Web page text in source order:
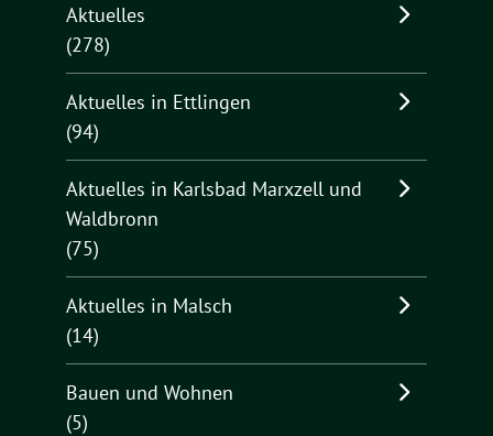
Aktuelles
(278)
Aktuelles in Ettlingen
(94)
Aktuelles in Karlsbad Marxzell und
Waldbronn
(75)
Aktuelles in Malsch
(14)
Bauen und Wohnen
(5)